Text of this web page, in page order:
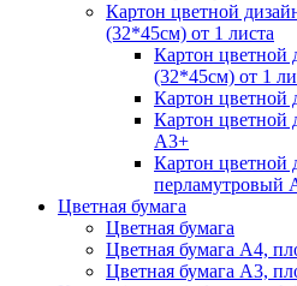
Картон цветной
(32*45см) от 1 листа
Картон цветной
(32*45см) от 1
Картон цветной
Картон цветной
А3+
Картон цветной
перламутровый
Цветная бумага
Цветная бумага
Цветная бумага А4,
Цветная бумага А3,